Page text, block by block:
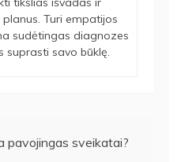
Turi empatijos
sudėtingas diagnozes
suprasti savo būklę.
pavojingas sveikatai?